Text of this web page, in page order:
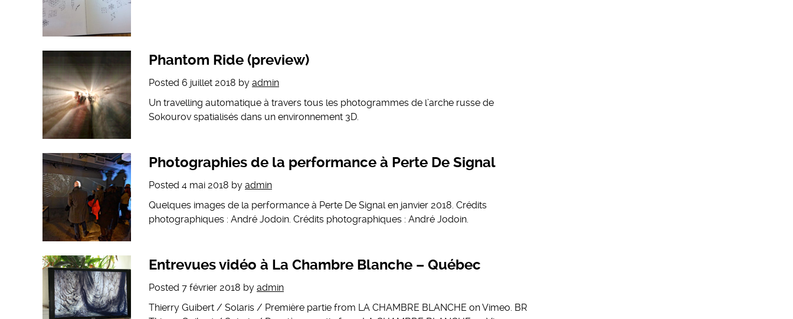
Phantom Ride (preview)
Posted 6 juillet 2018 by admin
Un travelling automatique à travers tous les photogrammes de l’arche russe de
Sokourov spatialisés dans un environnement 3D.
Photographies de la performance à Perte De Signal
Posted 4 mai 2018 by admin
Quelques images de la performance à Perte De Signal en janvier 2018. Crédits
photographiques : André Jodoin. Crédits photographiques : André Jodoin.
Entrevues vidéo à La Chambre Blanche – Québec
Posted 7 février 2018 by admin
Thierry Guibert / Solaris / Première partie from LA CHAMBRE BLANCHE on Vimeo. BR